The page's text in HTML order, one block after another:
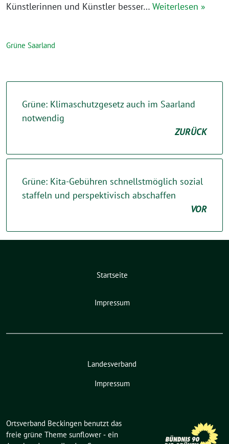
Künstlerinnen und Künstler besser… Weiterlesen »
Grüne Saarland
Grüne: Klimaschutzgesetz auch im Saarland
notwendig
ZURÜCK
Grüne: Kita-Gebühren schnellstmöglich sozial
staffeln und perspektivisch abschaffen
VOR
Startseite
Impressum
Landesverband
Impressum
Ortsverband Beckingen benutzt das
freie grüne Theme sunflower ‐ ein